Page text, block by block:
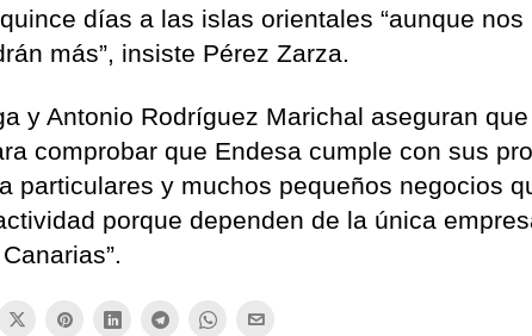
días a las islas orientales “aunque
más”, insiste Pérez Zarza.
y Antonio Rodríguez Marichal aseguran que
comprobar que Endesa cumple con sus
particulares y muchos pequeños negocios
porque dependen de la única